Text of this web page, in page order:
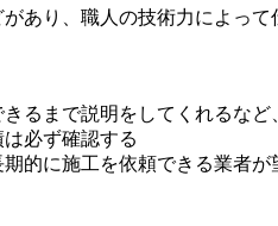
あり、職人の技術力によっ
るまで説明をしてくれるな
必ず確認する
的に施工を依頼できる業者が